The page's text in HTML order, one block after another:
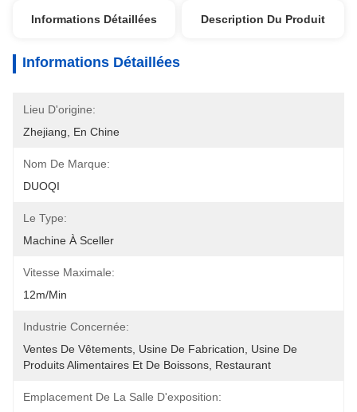
Informations Détaillées Description Du Produit
Informations Détaillées
Lieu D'origine:
Zhejiang, En Chine
Nom De Marque:
DUOQI
Le Type:
Machine À Sceller
Vitesse Maximale:
12m/min
Industrie Concernée:
Ventes De Vêtements, Usine De Fabrication, Usine De
Produits Alimentaires Et De Boissons, Restaurant
Emplacement De La Salle D'exposition: